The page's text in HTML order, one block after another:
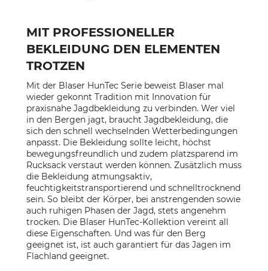
MIT PROFESSIONELLER
BEKLEIDUNG DEN ELEMENTEN
TROTZEN
Mit der Blaser HunTec Serie beweist Blaser mal
wieder gekonnt Tradition mit Innovation für
praxisnahe Jagdbekleidung zu verbinden. Wer viel
in den Bergen jagt, braucht Jagdbekleidung, die
sich den schnell wechselnden Wetterbedingungen
anpasst. Die Bekleidung sollte leicht, höchst
bewegungsfreundlich und zudem platzsparend im
Rucksack verstaut werden können. Zusätzlich muss
die Bekleidung atmungsaktiv,
feuchtigkeitstransportierend und schnelltrocknend
sein. So bleibt der Körper, bei anstrengenden sowie
auch ruhigen Phasen der Jagd, stets angenehm
trocken. Die Blaser HunTec-Kollektion vereint all
diese Eigenschaften. Und was für den Berg
geeignet ist, ist auch garantiert für das Jagen im
Flachland geeignet.